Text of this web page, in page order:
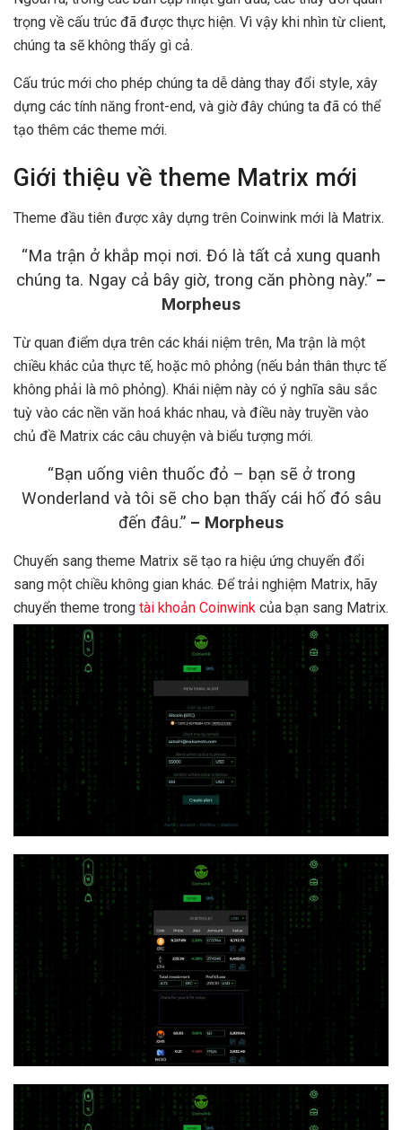
trọng về cấu trúc đã được thực hiện. Vì vậy khi nhìn từ client,
chúng ta sẽ không thấy gì cả.
Cấu trúc mới cho phép chúng ta dễ dàng thay đổi style, xây
dựng các tính năng front-end, và giờ đây chúng ta đã có thể
tạo thêm các theme mới.
Giới thiệu về theme Matrix mới
Theme đầu tiên được xây dựng trên Coinwink mới là Matrix.
“Ma trận ở khắp mọi nơi. Đó là tất cả xung quanh
chúng ta. Ngay cả bây giờ, trong căn phòng này.” –
Morpheus
Từ quan điểm dựa trên các khái niệm trên, Ma trận là một
chiều khác của thực tế, hoặc mô phỏng (nếu bản thân thực tế
không phải là mô phỏng). Khái niệm này có ý nghĩa sâu sắc
tuỳ vào các nền văn hoá khác nhau, và điều này truyền vào
chủ đề Matrix các câu chuyện và biểu tượng mới.
“Bạn uống viên thuốc đỏ – bạn sẽ ở trong
Wonderland và tôi sẽ cho bạn thấy cái hố đó sâu
đến đâu.” – Morpheus
Chuyến sang theme Matrix sẽ tạo ra hiệu ứng chuyển đổi
sang một chiều không gian khác. Để trải nghiệm Matrix, hãy
chuyển theme trong tài khoản Coinwink của bạn sang Matrix.